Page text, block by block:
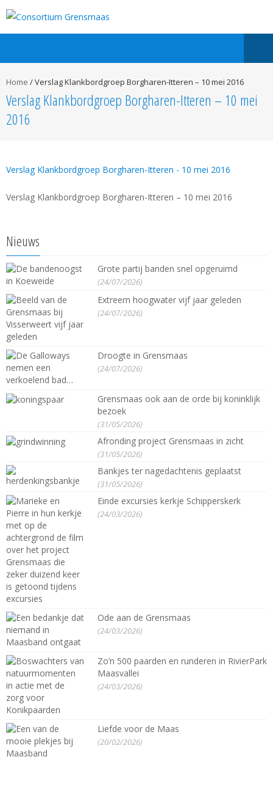
Home /Verslag Klankbordgroep Borgharen-Itteren – 10 mei 2016
Verslag Klankbordgroep Borgharen-Itteren – 10 mei
2016
Verslag Klankbordgroep Borgharen-Itteren - 10 mei 2016
Verslag Klankbordgroep Borgharen-Itteren – 10 mei 2016
Nieuws
Grote partij banden snel opgeruimd
(24/07/2026)
Extreem hoogwater vijf jaar geleden
(24/07/2026)
Droogte in Grensmaas
(24/07/2026)
Grensmaas ook aan de orde bij koninklijk
bezoek
(31/05/2026)
Afronding project Grensmaas in zicht
(31/05/2026)
Bankjes ter nagedachtenis geplaatst
(31/05/2026)
Einde excursies kerkje Schipperskerk
(24/03/2026)
Ode aan de Grensmaas
(24/03/2026)
Zo’n 500 paarden en runderen in RivierPark
Maasvallei
(24/03/2026)
Liefde voor de Maas
(20/02/2026)